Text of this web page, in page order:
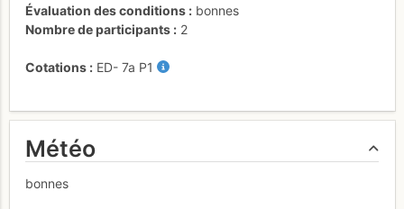
Évaluation des conditions
bonnes
Nombre de participants
2
Cotations ED- 7a P1
Météo
bonnes